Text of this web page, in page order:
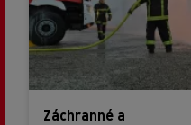
Záchranné a